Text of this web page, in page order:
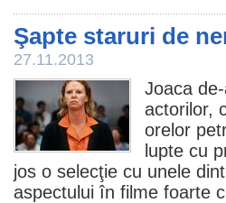
Şapte staruri de
27.11.2013
Joaca
actorilor,
orelor
lupte cu
jos o selecţie cu unele
aspectului în filme foarte